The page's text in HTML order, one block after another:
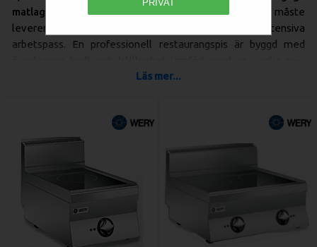
PRIVAT
matlagningen
– en robust och pålitlig arbetshäst som måste
leverera hög och jämn värme under långa, intensiva
arbetspass. En professionell restaurangspis är byggd med
designad för att tåla tunga kokkärl och kontinuerlig drift.
sortiment av elektriska spisar.
– Hitta Rätt Teknik för Dig
Valet av spishäll påverkar både ditt arbetsflöde och din
energiförbrukning. Här är de vanligaste typerna för
professionella kök:
Läs mer...